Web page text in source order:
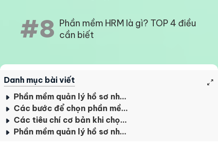
#8 Phần mềm HRM là gì? TOP 4 điều
cần biết
Danh mục bài viết
Phần mềm quản lý hồ sơ nhân sự là gì?
Các bước để chọn phần mềm quản lý hồ sơ nhân sự phù hợp
Các tiêu chí cơ bản khi chọn phần mềm quản lý hồ sơ nhân sự
Phần mềm quản lý hồ sơ nhân sự Tanca